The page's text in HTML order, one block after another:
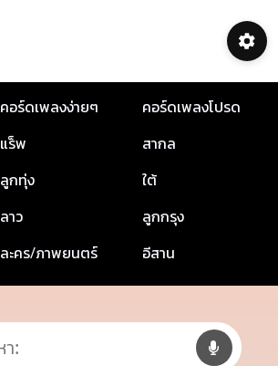
คอร์ดเพลงง่ายๆ
คอร์ดเพลงโปรด
แร็พ
สากล
ลูกทุ่ง
ใต้
ลาว
ลูกกรุง
ละคร/ภาพยนตร์ อีสาน